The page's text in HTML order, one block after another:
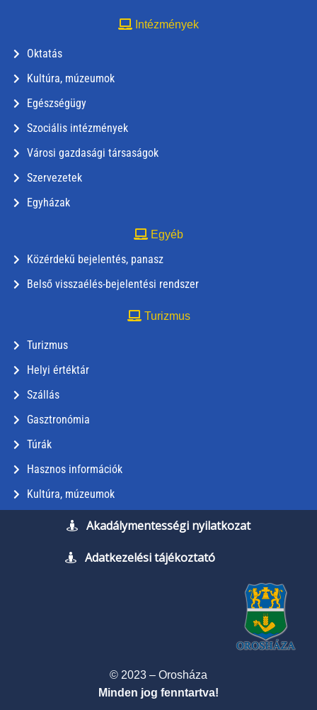
Intézmények
Oktatás
Kultúra, múzeumok
Egészségügy
Szociális intézmények
Városi gazdasági társaságok
Szervezetek
Egyházak
Egyéb
Közérdekű bejelentés, panasz
Belső visszaélés-bejelentési rendszer
Turizmus
Turizmus
Helyi értéktár
Szállás
Gasztronómia
Túrák
Hasznos információk
Kultúra, múzeumok
Akadálymentességi nyilatkozat
Adatkezelési tájékoztató
© 2023 – Orosháza
Minden jog fenntartva!